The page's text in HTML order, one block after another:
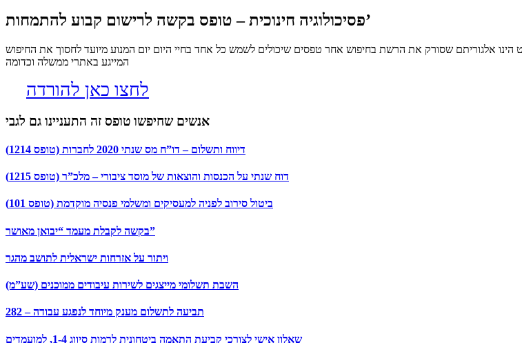
פסיכולוגיה חינוכית – טופס בקשה לרישום קבוע להתמחות’
הינו אלגוריתם שסורק את הרשת בחיפוש אחר טפסים שיכולים לשמש כל אחד בחיי היום יום המנוע מיועד לחסוך את החיפוש
המייגע באתרי ממשלה וכדומה
לחצו כאן להורדה
אנשים שחיפשו טופס זה התעניינו גם לגבי
דיווח ותשלום – דו”ח מס שנתי 2020 לחברות (טופס 1214)
דוח שנתי על הכנסות והוצאות של מוסד ציבורי – מלכ”ר (טופס 1215)
ביטול סירוב לפניה למעסיקים ומשלמי פנסיה מוקדמת (טופס 101)
בקשה לקבלת מעמד “יבואן מאושר”
ויתור על אזרחות ישראלית לתושב מהגר
השבת תשלומי מייצגים לשירות עיבודים ממוכנים (שע”מ)
282 – תביעה לתשלום מענק מיוחד לנפגע עבודה
שאלון אישי לצורכי קביעת התאמה ביטחונית לרמות סיווג 1-4, למועמדים